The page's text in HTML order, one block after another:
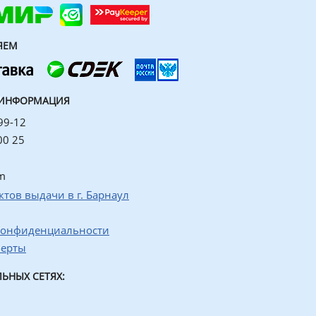
12
25
выдачи в г. Барнаул
СЕТЯХ: